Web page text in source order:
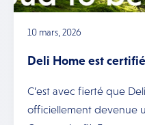
10 mars, 2026
Deli Home est
C’est avec fierté que
officiellement devenue